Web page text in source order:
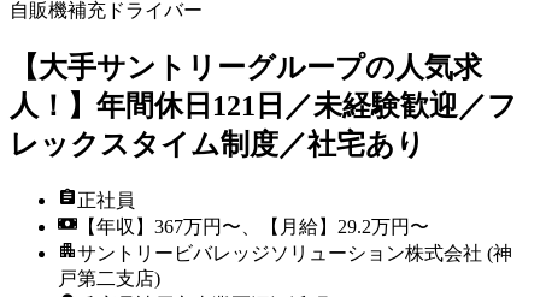
自販機補充ドライバー
【大手サントリーグループの人気求
人！】年間休日121日／未経験歓迎／フ
レックスタイム制度／社宅あり
正社員
【年収】367万円〜、【月給】29.2万円〜
サントリービバレッジソリューション株式会社 (神
戸第二支店)